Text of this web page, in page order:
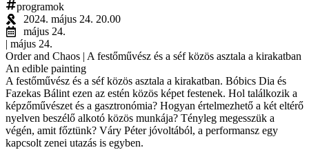
programok
2024. május 24. 20.00
május 24.
| május 24.
Order and Chaos | A festőművész és a séf közös asztala a kirakatban
An edible painting
A festőművész és a séf közös asztala a kirakatban. Bóbics Dia és
Fazekas Bálint ezen az estén közös képet festenek. Hol találkozik a
képzőművészet és a gasztronómia? Hogyan értelmezhető a két eltérő
nyelven beszélő alkotó közös munkája? Tényleg megesszük a
végén, amit főztünk? Váry Péter jóvoltából, a performansz egy
kapcsolt zenei utazás is egyben.